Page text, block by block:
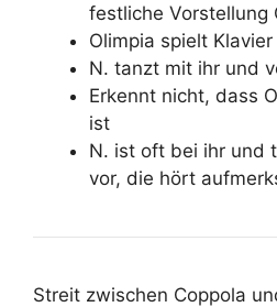
festliche Vorstellung
Olimpia spielt
N. tanzt mit ihr und
Erkennt nicht, dass
ist
N. ist oft bei ihr und
vor, die hört
Streit zwischen Coppola